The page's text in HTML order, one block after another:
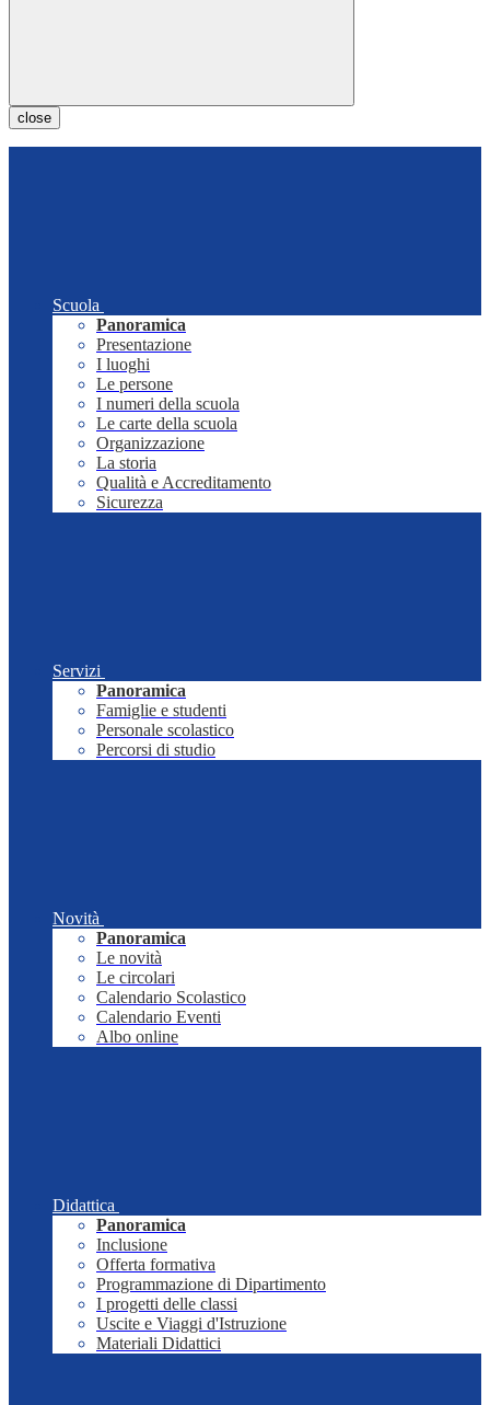
close
Scuola
Panoramica
Presentazione
I luoghi
Le persone
I numeri della scuola
Le carte della scuola
Organizzazione
La storia
Qualità e Accreditamento
Sicurezza
Servizi
Panoramica
Famiglie e studenti
Personale scolastico
Percorsi di studio
Novità
Panoramica
Le novità
Le circolari
Calendario Scolastico
Calendario Eventi
Albo online
Didattica
Panoramica
Inclusione
Offerta formativa
Programmazione di Dipartimento
I progetti delle classi
Uscite e Viaggi d'Istruzione
Materiali Didattici